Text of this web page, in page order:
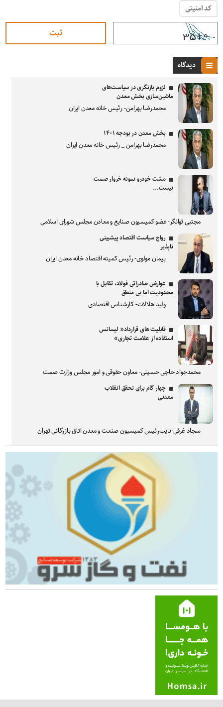
کد امنیتی
دیدگاه
لزوم بازنگری در سیاست‌های
ماشین‌سازی بخش معدن
محمدرضا بهرامن- رئیس خانه معدن ایران
بخش معدن در بودجه ۱۴۰۱
محمدرضا بهرامن _ رئیس خانه معدن ایران
مشت خودرو نمونه خروار صمت
نیست...
مجتبی توانگر- عضو کمیسیون صنایع و معادن مجلس شورای اسلامی
رواج سیاست اقتصاد پیشبینی
ناپذیر
پیمان مولوی- رئیس کمیته اقتصاد خانه معدن ایران
عوارض صادراتی فولاد، تقابل با
محدودیت اما بی منطق
ولید هلالات- کارشناس اقتصادی
قابلیت های قرارداد« لیسانس
استفاده از علامت تجاری»
محمدجواد حاجی حسینی- معاون حقوقی و امور مجلس وزارت صمت
چهار گام برای تحقق انقلاب
معدنی
سجاد غرقی-نایب‌رئیس کمیسیون صنعت و معدن اتاق بازرگانی تهران